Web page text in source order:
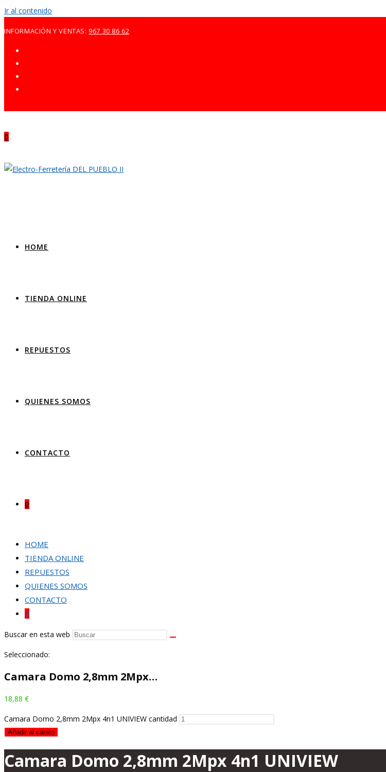
Ir al contenido
INFORMACIÓN Y VENTAS:967 30 86 62
0
HOME
TIENDA ONLINE
REPUESTOS
QUIENES SOMOS
CONTACTO
0
HOME
TIENDA ONLINE
REPUESTOS
QUIENES SOMOS
CONTACTO
0
Buscar en esta web
Seleccionado:
Camara Domo 2,8mm 2Mpx…
18,88 €
Camara Domo 2,8mm 2Mpx 4n1 UNIVIEW cantidad
Añadir al carrito
Camara Domo 2,8mm 2Mpx 4n1 UNIVIEW